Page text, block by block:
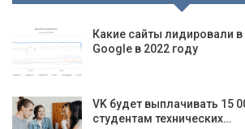
Какие сайты лидировали
Google в 2022 году
VK будет выплачивать 15
студентам технических…